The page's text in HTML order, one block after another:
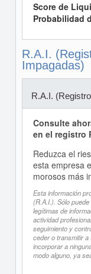
Score de
Probabilidad
R.A.I.
Impagadas)
R.A.I.
Consulte
en el registro
Reduzca el
esta empresa
morosos más
Esta información
(R.A.I.). Sólo
legítimas de
actividad
seguimiento y
ceder o transmitir a
incorporar a
modo alguno, ya